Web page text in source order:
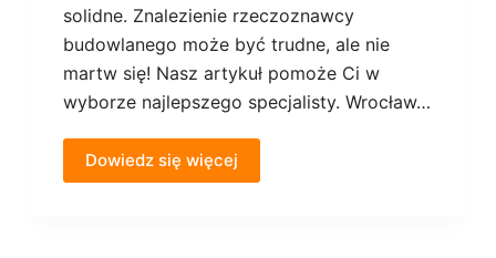
solidne. Znalezienie rzeczoznawcy
budowlanego może być trudne, ale nie
martw się! Nasz artykuł pomoże Ci w
wyborze najlepszego specjalisty. Wrocław…
Dowiedz się więcej